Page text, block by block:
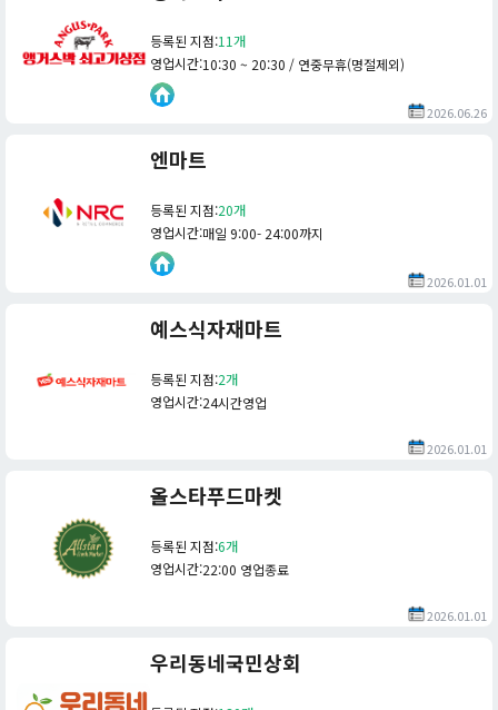
등록된 지점:11개
영업시간:10:30 ~ 20:30 / 연중무휴(명절제외)
2026.06.26
엔마트
등록된 지점:20개
영업시간:매일 9:00- 24:00까지
2026.01.01
예스식자재마트
등록된 지점:2개
영업시간:24시간영업
2026.01.01
올스타푸드마켓
등록된 지점:6개
영업시간:22:00 영업종료
2026.01.01
우리동네국민상회